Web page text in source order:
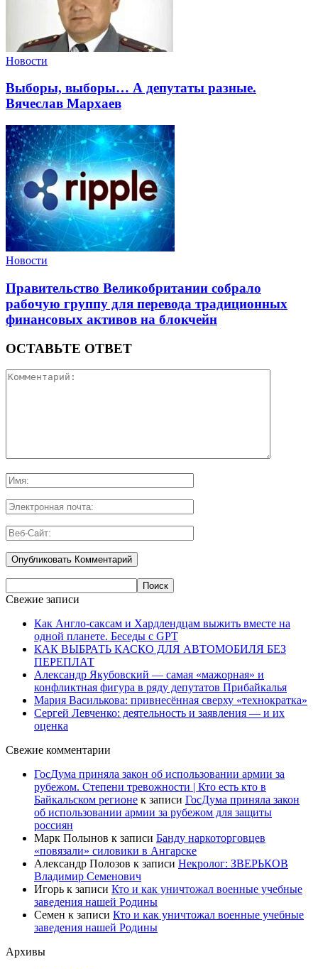
Новости
Выборы, выборы… А депутаты разные.
Вячеслав Мархаев
Новости
Правительство Великобритании собрало
рабочую группу для перевода традиционных
финансовых активов на блокчейн
ОСТАВЬТЕ ОТВЕТ
Свежие записи
Как Англо-саксам и Хардлендцам выжить вместе на
одной планете. Беседы с GPT
КАК ВЫБРАТЬ КАСКО ДЛЯ АВТОМОБИЛЯ БЕЗ
ПЕРЕПЛАТ
Александр Якубовский — самая «мажорная» и
конфликтная фигура в ряду депутатов Прибайкалья
Мария Василькова: привнесённая сверху «технократка»
Сергей Левченко: деятельность и заявления — и их
оценка
Свежие комментарии
ГосДума приняла закон об использовании армии за
рубежом. Степени тревожности | Кто есть кто в
Байкальском регионе к записи ГосДума приняла закон
об использовании армии за рубежом для защиты
россиян
Марк Полынов к записи Банду наркоторговцев
«повязали» силовики в Ангарске
Александр Полозов к записи Некролог: ЗВЕРЬКОВ
Владимир Семенович
Игорь к записи Кто и как уничтожал военные учебные
заведения нашей Родины
Семен к записи Кто и как уничтожал военные учебные
заведения нашей Родины
Архивы